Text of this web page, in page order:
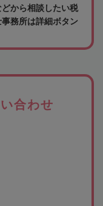
から相談したい税
務所は詳細ボタン
合わせ